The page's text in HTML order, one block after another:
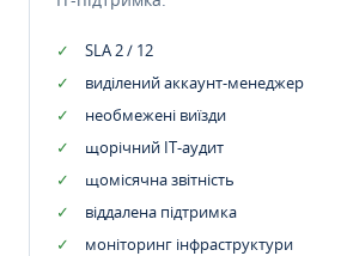
SLA 2 / 12
виділений аккаунт-менеджер
необмежені виїзди
щорічний IT-аудит
щомісячна звітність
віддалена підтримка
моніторинг інфраструктури